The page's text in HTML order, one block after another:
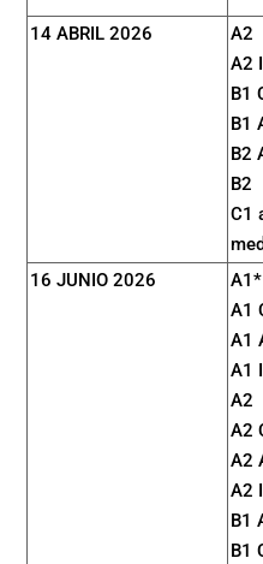
14 ABRIL 2026
A2
A2
B1
B1
B2
B2
C1
16 JUNIO 2026
A1*
A1
A1
A1
A2
A2
A2
A2
B1
B1